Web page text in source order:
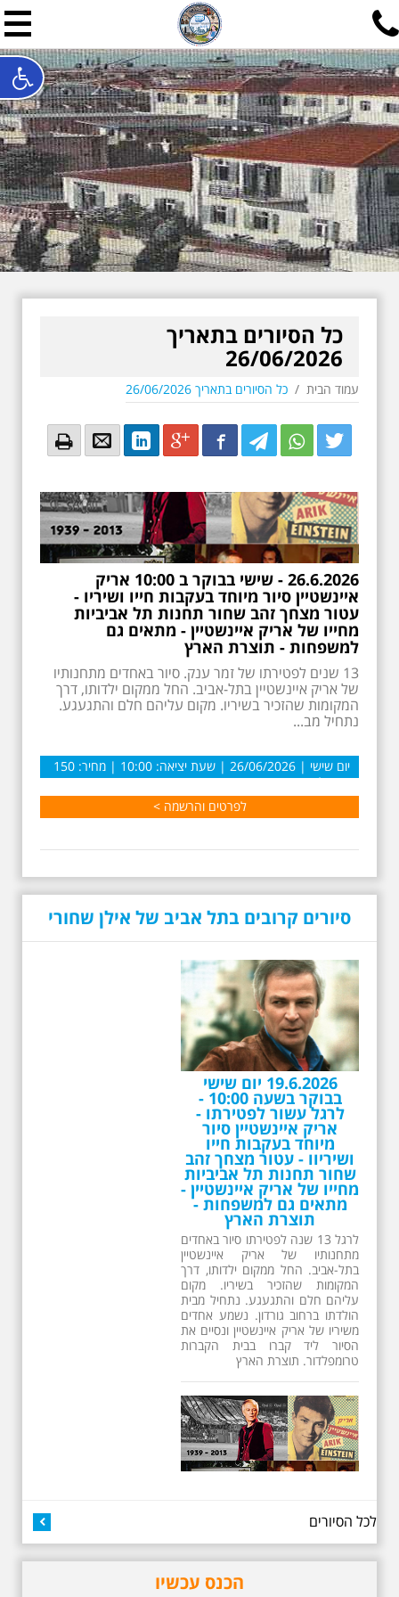
תל אביב שלי
תיור ישראלי בעריכת אילן
האתר המרכזי להיסטוריה של תל אביב ותולדות ארץ ישראל -
חייגו עכשיו:052-7747748
שלחו פנייה:ilan@mytelaviv.co.il
English עברית צור קשר
כל הסיורים בתאריך
26/06/2026
עמוד הבית / כל הסיורים בתאריך 26/06/2026
Twitter
Twitter
Twitter
Facebook
Google+
LinkedIn
Email
Email
26.6.2026 - שישי בבוקר ב 10:00 אריק
איינשטיין סיור מיוחד בעקבות חייו ושיריו -
עטור מצחך זהב שחור תחנות תל אביביות
מחייו של אריק איינשטיין - מתאים גם
למשפחות - תוצרת הארץ
13 שנים לפטירתו של זמר ענק. סיור באחדים מתחנותיו
של אריק איינשטיין בתל-אביב. החל ממקום ילדותו, דרך
המקומות שהזכיר בשיריו. מקום עליהם חלם והתגעגע.
נתחיל מב...
יום שישי | 26/06/2026 | שעת יציאה: 10:00 | מחיר: 150
ש”ח למשתתף
לפרטים והרשמה >
סיורים קרובים בתל אביב של אילן שחורי
19.6.2026 יום שישי
בבוקר בשעה 10:00 -
לרגל עשור לפטירתו -
אריק איינשטיין סיור
מיוחד בעקבות חייו
ושיריוו - עטור מצחך זהב
שחור תחנות תל אביביות
מחייו של אריק איינשטיין -
מתאים גם למשפחות -
תוצרת הארץ
לרגל 13 שנה לפטירתו סיור באחדים
מתחנותיו של אריק איינשטיין
בתל-אביב. החל ממקום ילדותו, דרך
המקומות שהזכיר בשיריו. מקום
עליהם חלם והתגעגע. נתחיל מבית
הולדתו ברחוב גורדון. נשמע אחדים
משיריו של אריק איינשטיין ונסיים את
הסיור ליד קברו בבית הקברות
טרומפלדור. תוצרת הארץ
סיור מיוחד בעקבות חייו
ושיריו - עטור מצחך זהב
שחור תחנות תל אביביות
לכל הסיורים
הכנס עכשיו